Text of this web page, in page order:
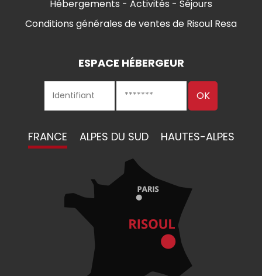
Hébergements - Activités - Séjours
Conditions générales de ventes de Risoul Resa
ESPACE HÉBERGEUR
FRANCE ALPES DU SUD HAUTES-ALPES